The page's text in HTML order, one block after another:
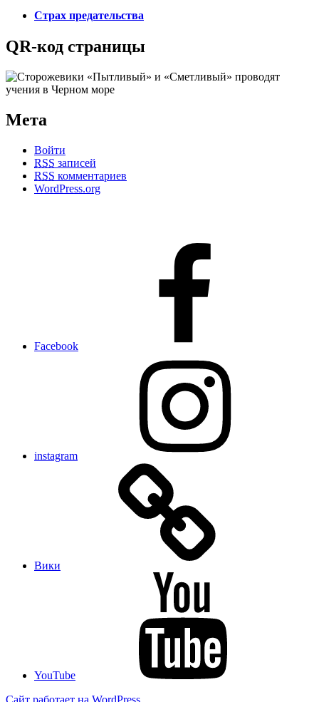
Страх предательства
QR-код страницы
Мета
Войти
RSS записей
RSS комментариев
WordPress.org
Facebook
instagram
Вики
YouTube
Сайт работает на WordPress